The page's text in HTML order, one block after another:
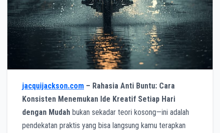
jacquijackson.com – Rahasia Anti Buntu: Cara
Konsisten Menemukan Ide Kreatif Setiap Hari
dengan Mudah bukan sekadar teori kosong—ini adalah
pendekatan praktis yang bisa langsung kamu terapkan